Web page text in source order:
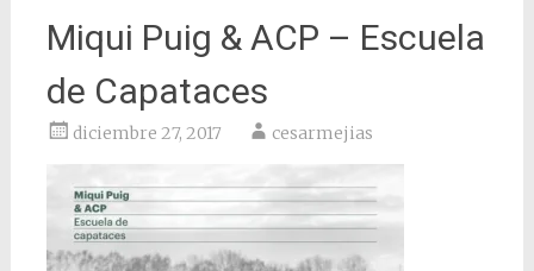
Miqui Puig & ACP – Escuela
de Capataces
diciembre 27, 2017 cesarmejias